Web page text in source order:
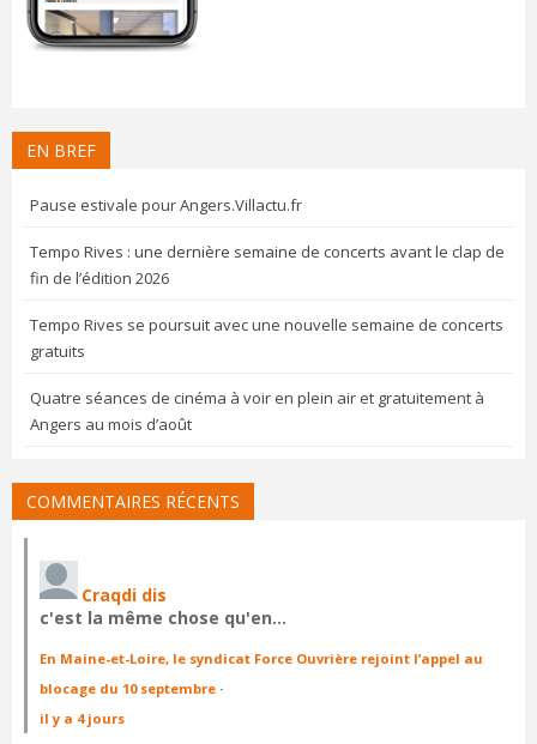
EN BREF
Pause estivale pour Angers.Villactu.fr
Tempo Rives : une dernière semaine de concerts avant le clap de
fin de l’édition 2026
Tempo Rives se poursuit avec une nouvelle semaine de concerts
gratuits
Quatre séances de cinéma à voir en plein air et gratuitement à
Angers au mois d’août
COMMENTAIRES RÉCENTS
Craqdi dis
c'est la même chose qu'en…
En Maine-et-Loire, le syndicat Force Ouvrière rejoint l’appel au
blocage du 10 septembre ·
il y a 4 jours